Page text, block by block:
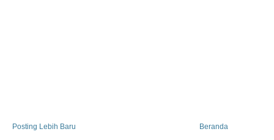
Posting Lebih Baru Beranda